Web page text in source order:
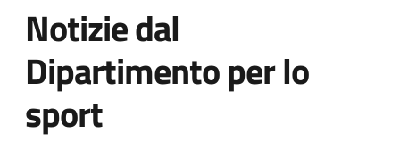
Notizie dal
Dipartimento per lo
sport